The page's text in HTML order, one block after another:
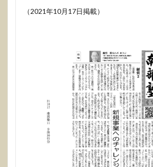
（2021年10月17日掲載）